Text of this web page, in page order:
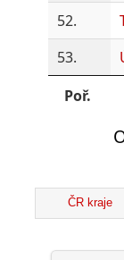
52.
53.
Poř.
ČR kraje